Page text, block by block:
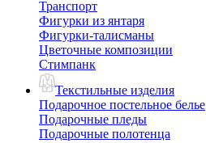
Транспорт
Фигурки из янтаря
Фигурки-талисманы
Цветочные композиции
Стимпанк
Текстильные изделия
Подарочное постельное белье
Подарочные пледы
Подарочные полотенца